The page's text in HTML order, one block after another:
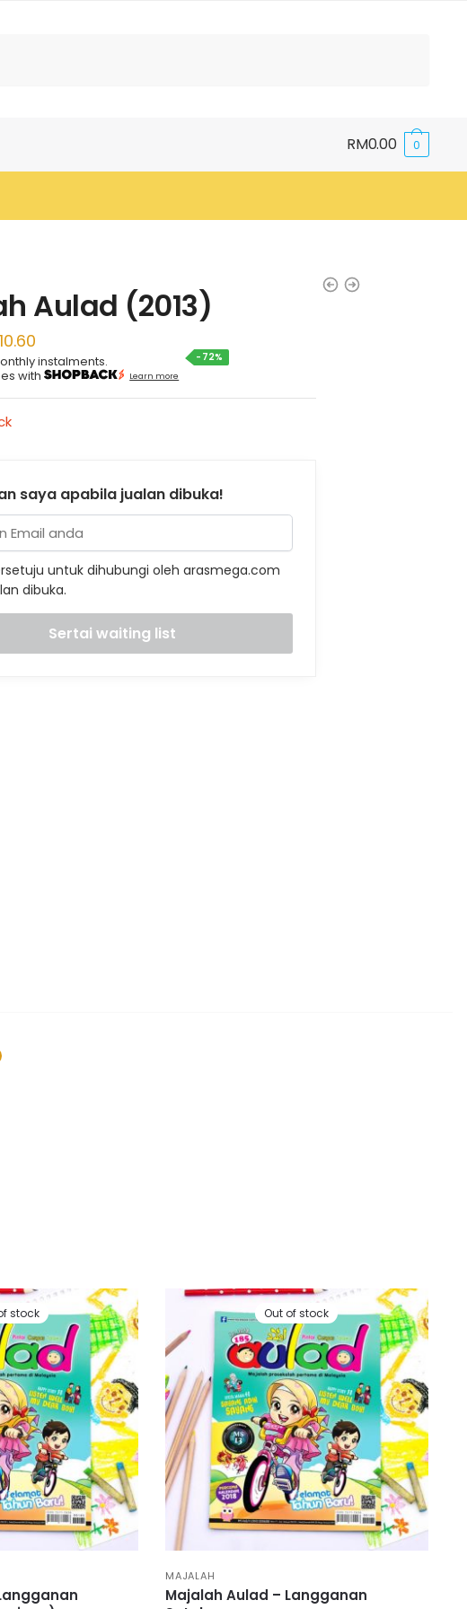
RM0.00 0
Aulad (2013)
10.60
instalments.
with
Learn more
-72%
saya apabila jualan dibuka!
untuk dihubungi oleh arasmega.com
dibuka.
stock Out of stock
MAJALAH
Majalah Aulad – Langganan